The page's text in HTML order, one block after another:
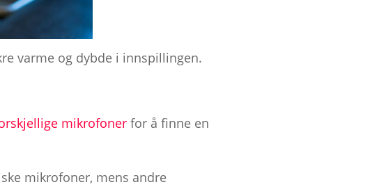
varme og dybde i innspillingen.
mikrofoner for å finne en
mikrofoner, mens andre